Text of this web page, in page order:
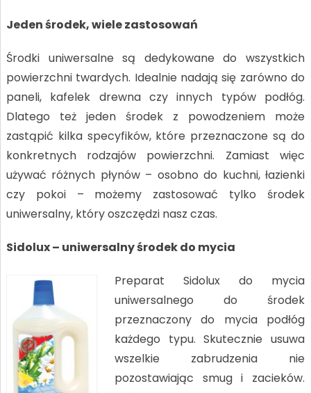
Jeden środek, wiele zastosowań
Środki uniwersalne są dedykowane do wszystkich
powierzchni twardych. Idealnie nadają się zarówno do
paneli, kafelek drewna czy innych typów podłóg.
Dlatego też jeden środek z powodzeniem może
zastąpić kilka specyfików, które przeznaczone są do
konkretnych rodzajów powierzchni. Zamiast więc
używać różnych płynów – osobno do kuchni, łazienki
czy pokoi – możemy zastosować tylko środek
uniwersalny, który oszczędzi nasz czas.
Sidolux – uniwersalny środek do mycia
Preparat Sidolux do mycia
uniwersalnego do środek
przeznaczony do mycia podłóg
każdego typu. Skutecznie usuwa
wszelkie zabrudzenia nie
pozostawiając smug i zacieków.